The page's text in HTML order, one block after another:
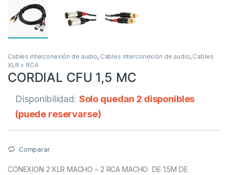
Cables interconexión de audio, Cables interconexión de audio, Cables
XLR > RCA
CORDIAL CFU 1,5 MC
Disponibilidad: Solo quedan 2 disponibles
(puede reservarse)
Comparar
CONEXION 2 XLR MACHO – 2 RCA MACHO DE 1.5M DE